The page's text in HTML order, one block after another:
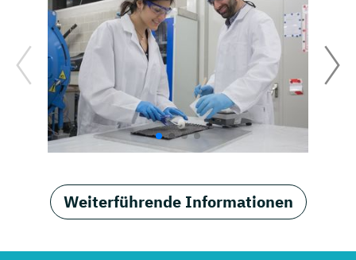
Weiterführende Informationen